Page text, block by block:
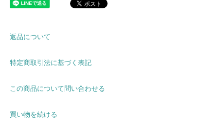
返品について
特定商取引法に基づく表記
この商品について問い合わせる
買い物を続ける